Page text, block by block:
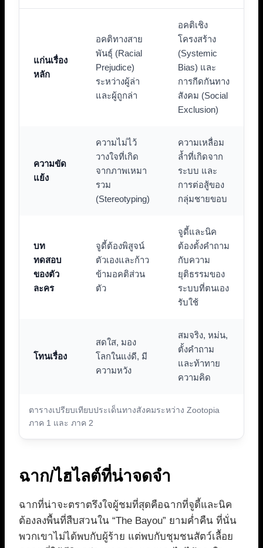
ตารางเปรียบเทียบประเด็นทางสังคมระหว่าง Zootopia
ภาค 1 และ ภาค 2
แก่นเรื่อง
หลัก
อคติทางสาย
พันธุ์ (Racial
Prejudice)
ระหว่างผู้ล่า
และผู้ถูกล่า
อคติเชิง
โครงสร้าง
(Systemic
Bias) และ
การกีดกันทาง
สังคม (Social
Exclusion)
ความขัด
แย้ง
ความไม่ไว้
วางใจที่เกิด
จากภาพเหมา
รวม
(Stereotyping)
ความเหลื่อม
ล้ำที่เกิดจาก
ระบบ และ
การต่อสู้ของ
กลุ่มชายขอบ
บท
ทดสอบ
ของตัว
ละคร
จูดี้ต้องพิสูจน์
ตัวเองและก้าว
ข้ามอคติส่วน
ตัว
จูดี้และนิค
ต้องตั้งคำถาม
กับความ
ยุติธรรมของ
ระบบที่ตนเอง
รับใช้
โทนเรื่อง
สดใส, มอง
โลกในแง่ดี, มี
ความหวัง
สมจริง, หม่น,
ตั้งคำถาม
และท้าทาย
ความคิด
ฉาก/ไฮไลต์ที่น่าจดจำ
ฉากที่น่าจะตราตรึงใจผู้ชมที่สุดคือฉากที่จูดี้และนิค
ต้องลงพื้นที่สืบสวนใน “The Bayou” ยามค่ำคืน ที่นั่น
พวกเขาไม่ได้พบกับผู้ร้าย แต่พบกับชุมชนสัตว์เลื้อย